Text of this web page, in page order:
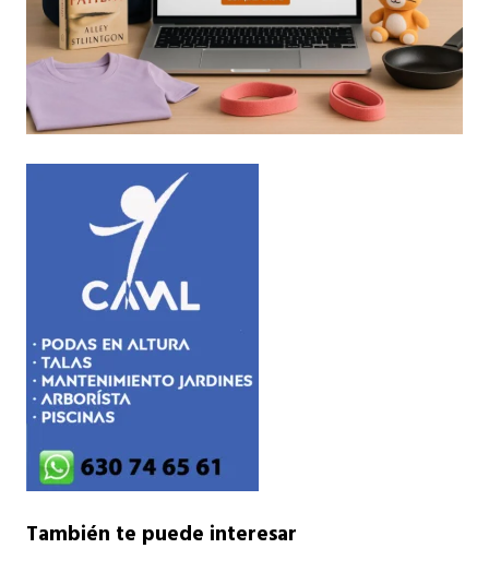
También te puede interesar